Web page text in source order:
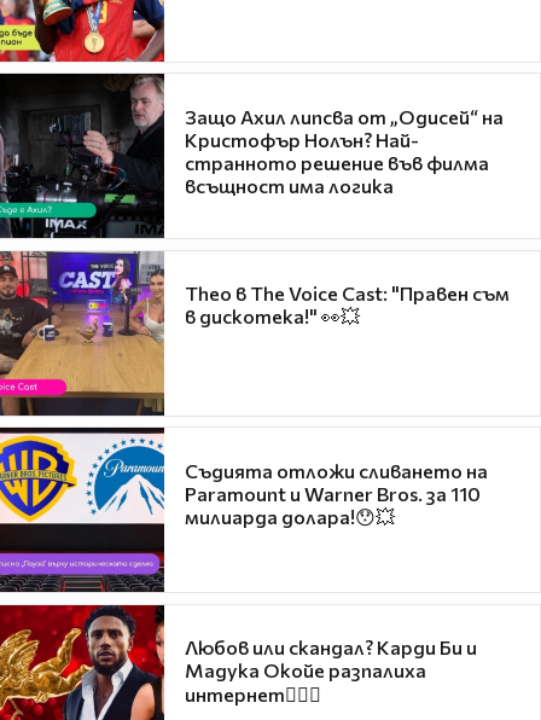
Защо Ахил липсва от „Одисей“ на
Кристофър Нолън? Най-
странното решение във филма
всъщност има логика
Theo в The Voice Cast: "Правен съм
в дискотека!" 👀💥
Съдията отложи сливането на
Paramount и Warner Bros. за 110
милиарда долара!😯💥
Любов или скандал? Карди Би и
Мадука Окойе разпалиха
интернет❤️‍🔥🔥